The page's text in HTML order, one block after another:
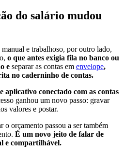
do salário mudou
manual e trabalhoso, por outro lado,
o que antes exigia fila no banco ou
e separar as contas em envelope,
no caderninho de contas.
e aplicativo conectado com as contas
ganhou um novo passo: gravar
valores e postar.
o orçamento passou a ser também
É um novo jeito de falar de
e compartilhável.